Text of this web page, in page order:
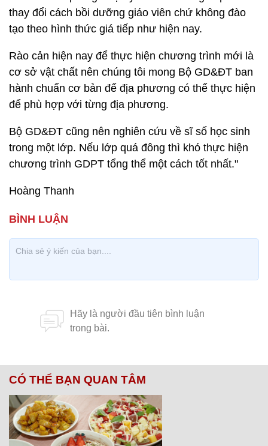
thay đổi cách bồi dưỡng giáo viên chứ không đào
tạo theo hình thức giá tiếp như hiện nay.
Rào cản hiện nay để thực hiện chương trình mới là
cơ sở vật chất nên chúng tôi mong Bộ GD&ĐT ban
hành chuẩn cơ bản để địa phương có thể thực hiện
để phù hợp với từng địa phương.
Bộ GD&ĐT cũng nên nghiên cứu về sĩ số học sinh
trong một lớp. Nếu lớp quá đông thì khó thực hiện
chương trình GDPT tổng thể một cách tốt nhất."
Hoàng Thanh
CÓ THỂ BẠN QUAN TÂM